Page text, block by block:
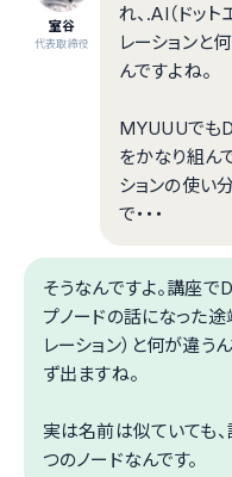
室谷
代表取締役
れ、.AI（ドッ
レーションと
んですよね。
MYUUUでも
をかなり組ん
ションの使い
で・・・
そうなんですよ。講座で
プノードの話になった途
レーション）と何が違う
ず出ますね。
実は名前は似ていても
つのノードなんです。